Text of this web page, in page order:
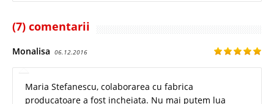
(7) comentarii
Monalisa 06.12.2016
Maria Stefanescu, colaborarea cu fabrica
producatoare a fost incheiata. Nu mai putem lua